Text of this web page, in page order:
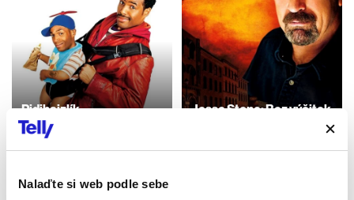
Nalaďte si web podle sebe
Pidihajzlík
2006 | USA | 98 min
Filmy / Krimi / Komedie
Jesse Stone: Bez výčitek